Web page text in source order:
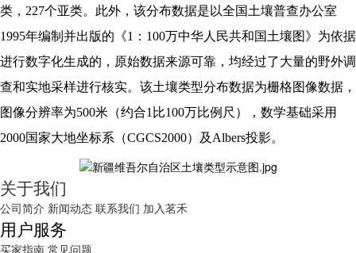
类，227个亚类。此外，该分布数据是以全国土壤普查办公室
1995年编制并出版的《1：100万中华人民共和国土壤图》为依据
进行数字化生成的，原始数据来源可靠，均经过了大量的野外调
查和实地采样进行核实。该土壤类型分布数据为栅格图像数据，
图像分辨率为500米（约合1比100万比例尺），数学基础采用
2000国家大地坐标系（CGCS2000）及Albers投影。
关于我们
公司简介 新闻动态 联系我们 加入茗禾
用户服务
买家指南 常见问题